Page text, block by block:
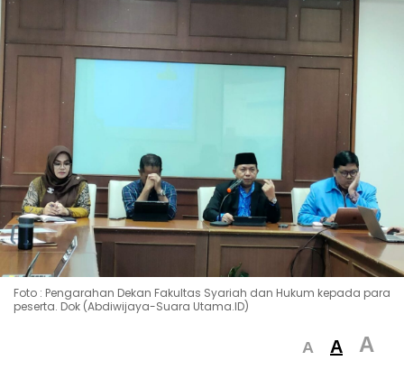
Foto : Pengarahan Dekan Fakultas Syariah dan Hukum kepada para
peserta. Dok (Abdiwijaya-Suara Utama.ID)
A A A